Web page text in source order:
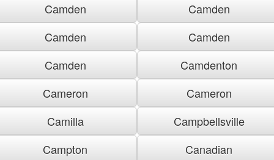
Camden
Camden
Camden
Camden
Camden
Camdenton
Cameron
Cameron
Camilla
Campbellsville
Campton
Canadian